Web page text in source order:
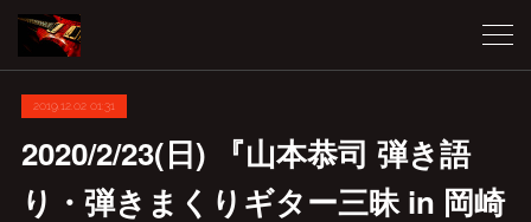
2019.12.02 01:31
2020/2/23(日) 『山本恭司 弾き語
り・弾きまくりギター三昧 in 岡崎